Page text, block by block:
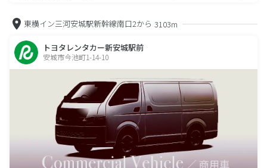
東横イン三河安城駅新幹線南口2から 3103m
トヨタレンタカー新安城駅前
安城市今池町1-14-10